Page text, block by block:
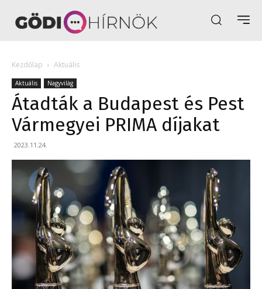
Kezdőlap Aktuális
Aktuális Nagyvilág
Átadták a Budapest és Pest
Vármegyei PRIMA díjakat
2023.11.24.